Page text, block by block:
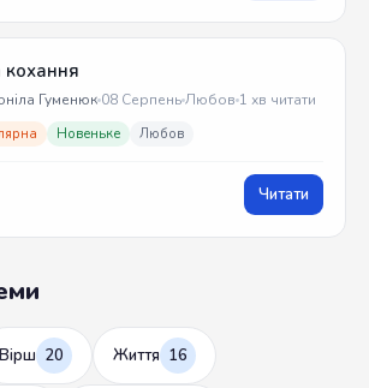
кохання
Гуменюк 08 СерпеньЛюбов 1 хв читати
Новеньке Любов
Читати
Вірш 20 Життя 16